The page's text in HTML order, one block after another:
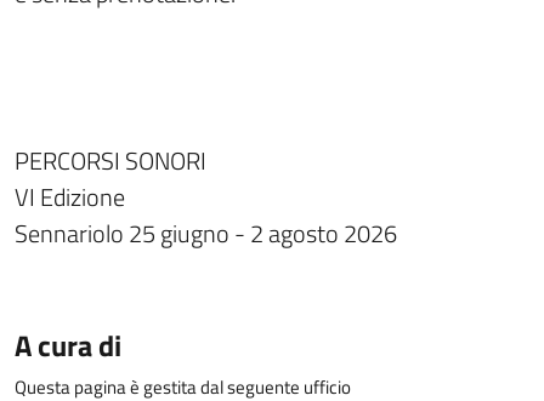
PERCORSI SONORI
VI Edizione
Sennariolo 25 giugno - 2 agosto 2026
A cura di
Questa pagina è gestita dal seguente ufficio